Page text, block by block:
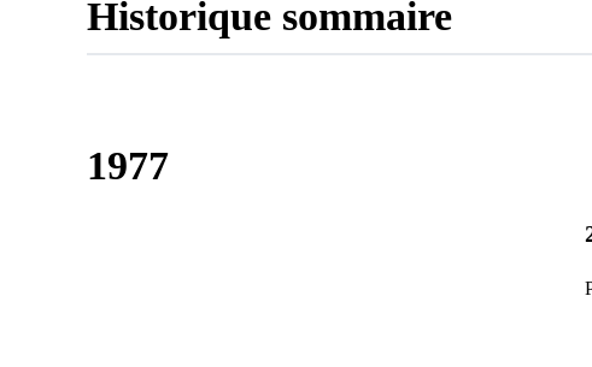
Historique sommaire
1977